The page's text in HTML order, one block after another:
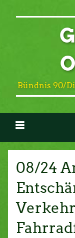
Bündnis 90/
08/24